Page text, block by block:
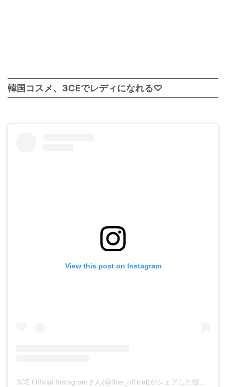
韓国コスメ、3CEでレディになれる♡
View this post on Instagram
3CE Official Instagramさん(@3ce_official)がシェアした投稿